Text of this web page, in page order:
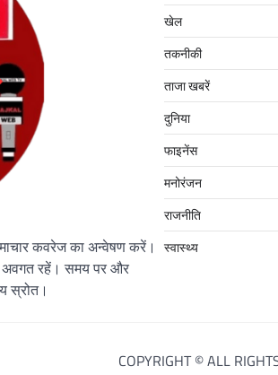
कवरेज का अन्वेषण करें।
अवगत रहें। समय पर और
स्रोत।
खेल
तकनीकी
ताजा खबरें
दुनिया
फाइनेंस
मनोरंजन
राजनीति
स्वास्थ्य
COPYRIGHT © ALL